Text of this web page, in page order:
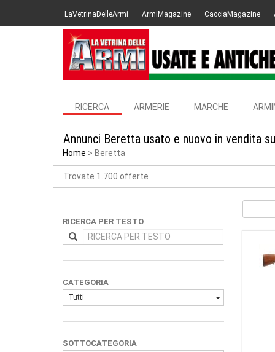
LaVetrinaDelleArmi ArmiMagazine CacciaMagazine
RICERCA ARMERIE MARCHE
Annunci Beretta usato e nuovo in vendita
Home Beretta
Trovate 1.700 offerte
RICERCA PER TESTO
CATEGORIA
Tutti
SOTTOCATEGORIA